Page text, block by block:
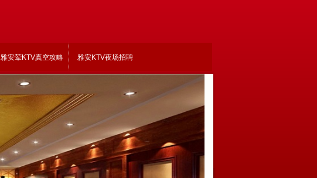
雅安荤KTV真空攻略 雅安KTV夜场招聘